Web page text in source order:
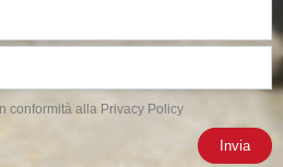
conformità alla Privacy Policy
Invia